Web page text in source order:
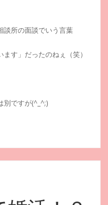
談所の面談でいう言葉
ます」だったのねぇ（笑）
別ですが(^_^;)